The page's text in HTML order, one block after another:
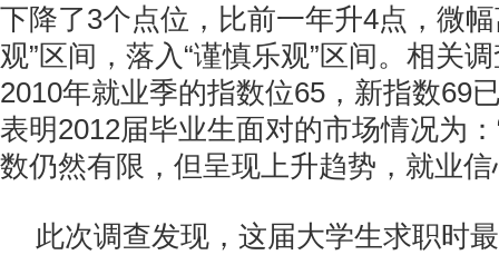
下降了3个点位，比前一年升4点，微幅
观”区间，落入“谨慎乐观”区间。相关
2010年就业季的指数位65，新指数69
表明2012届毕业生面对的市场情况为
数仍然有限，但呈现上升趋势，就业信
此次调查发现，这届大学生求职时